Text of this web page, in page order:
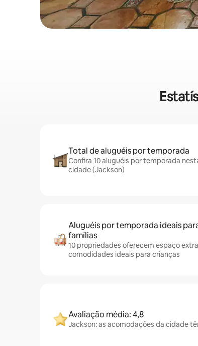
Total de aluguéis por temporada
Confira 10 aluguéis por temporada
cidade (Jackson)
Aluguéis por temporada ideais
famílias
10 propriedades oferecem espaço
comodidades ideais para crianças
Avaliação média: 4,8
Jackson: as acomodações da cidade